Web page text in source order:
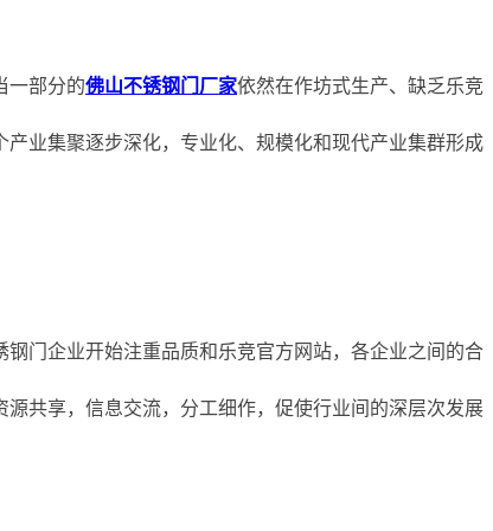
一部分的佛山不锈钢门厂家依然在作坊式生产、缺乏乐竞
业集聚逐步深化，专业化、规模化和现代产业集群形成
门企业开始注重品质和乐竞官方网站，各企业之间的合
共享，信息交流，分工细作，促使行业间的深层次发展